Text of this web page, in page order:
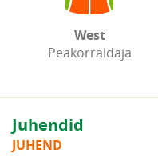
West
Peakorraldaja
Juhendid
JUHEND